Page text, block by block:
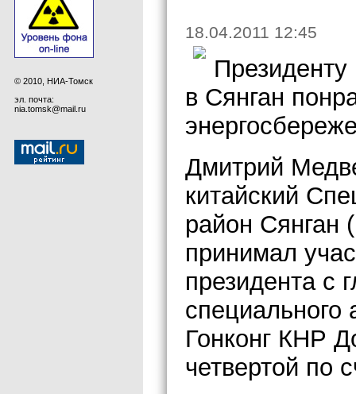
© 2010, НИА-Томск
эл. почта:
nia.tomsk@mail.ru
18.04.2011 12:45
Президенту
в Сянган
Дмитрий
китайский
район Сянган
принимал
президента с
специального
Гонконг КНР
четвертой по